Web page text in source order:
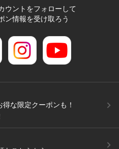
ウントをフォローして
ン情報を受け取ろう
な限定クーポンも！